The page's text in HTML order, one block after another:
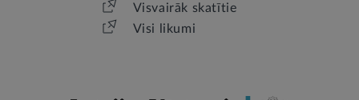
Visvairāk skatītie
Visi likumi